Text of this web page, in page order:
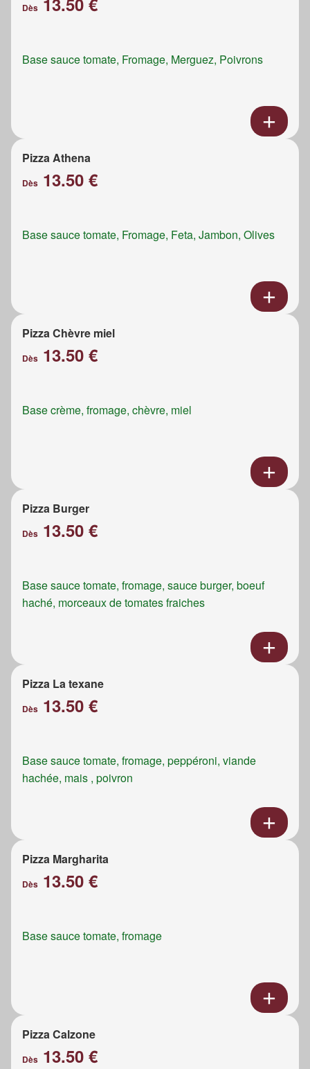
Dès
Base sauce tomate, Fromage, Merguez, Poivrons
Pizza Athena
Dès 13.50 €
Base sauce tomate, Fromage, Feta, Jambon, Olives
Pizza Chèvre miel
Dès 13.50 €
Base crème, fromage, chèvre, miel
Pizza Burger
Dès 13.50 €
Base sauce tomate, fromage, sauce burger, boeuf
haché, morceaux de tomates fraiches
Pizza La texane
Dès 13.50 €
Base sauce tomate, fromage, peppéroni, viande
hachée, mais , poivron
Pizza Margharita
Dès 13.50 €
Base sauce tomate, fromage
Pizza Calzone
Dès 13.50 €